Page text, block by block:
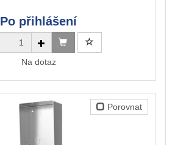
Po přihlášení
Na dotaz
Porovnat